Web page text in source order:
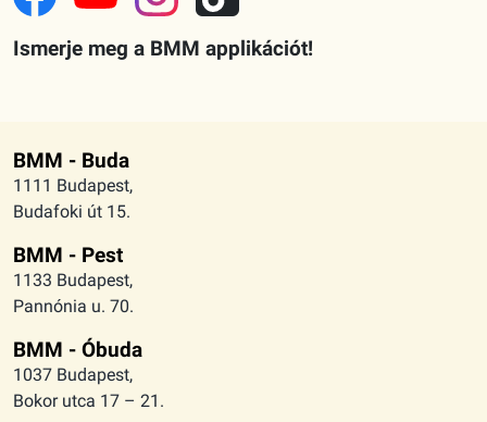
Ismerje meg a BMM applikációt!
BMM - Buda
1111 Budapest,
Budafoki út 15.
BMM - Pest
1133 Budapest,
Pannónia u. 70.
BMM - Óbuda
1037 Budapest,
Bokor utca 17 – 21.